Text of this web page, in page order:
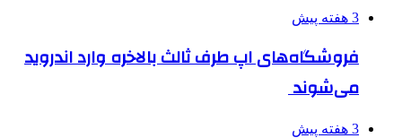
3 هفته پیش
فروشگاه‌های اپ طرف ثالث بالاخره وارد اندروید
می‌شوند
3 هفته پیش